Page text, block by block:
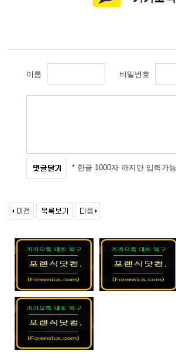
이름 비밀번호
* 한글 1000자 까지만 입력가